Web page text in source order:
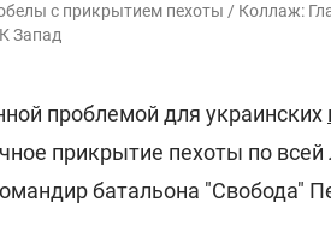
с прикрытием пехоты / Коллаж:
Запад
проблемой для украинских
прикрытие пехоты по
батальона "Свобода"